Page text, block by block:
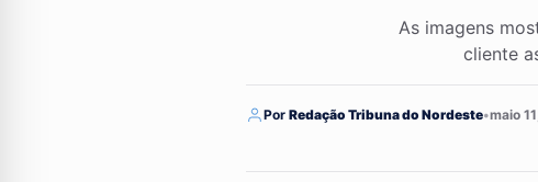
As imagens
cliente
Por Redação Tribuna do Nordeste•maio